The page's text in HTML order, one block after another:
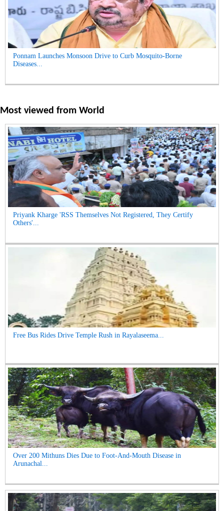
Ponnam Launches Monsoon Drive to Curb Mosquito-Borne
Diseases...
Most viewed from World
Priyank Kharge 'RSS Themselves Not Registered, They Certify
Others'...
Free Bus Rides Drive Temple Rush in Rayalaseema...
Over 200 Mithuns Dies Due to Foot-And-Mouth Disease in
Arunachal...